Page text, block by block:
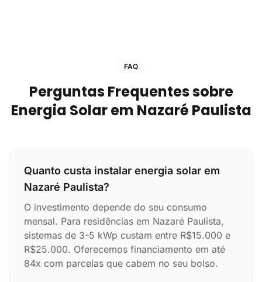
FAQ
Perguntas Frequentes sobre
Energia Solar em Nazaré Paulista
Quanto custa instalar energia solar em
Nazaré Paulista?
O investimento depende do seu consumo
mensal. Para residências em Nazaré Paulista,
sistemas de 3-5 kWp custam entre R$15.000 e
R$25.000. Oferecemos financiamento em até
84x com parcelas que cabem no seu bolso.